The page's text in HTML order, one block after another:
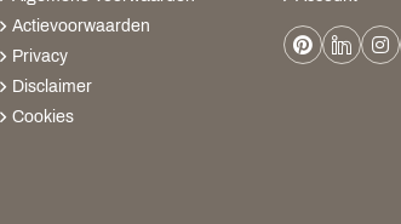
Actievoorwaarden
Privacy
Disclaimer
Cookies